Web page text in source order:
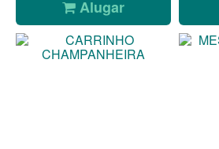
Alugar